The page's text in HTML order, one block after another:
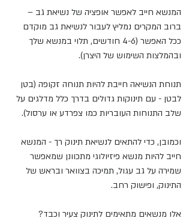
המנשא חייב לאפשר אופציה של נשיאת גב –
ברוב המקרים נמליץ לעבור לנשיאת גב מוקדם
ככל האפשר (4-6 חודשים, תלוי במנשא שלך
ובהמלצות השימוש של היצרן).
תנוחת הנשיאה חייבת להיות תנוחה זקופה (בטן
לבטן - עם תינוקות גדולים בדרך כלל מדלגים על
שלב התנוחות העובריות כמו צפרדע או ערסול).
וכמובן, כדי להתאים לנשיאת תינוק רך - המנשא
חייב להיות מנשא פיזיולוגי מתכוונן שמאפשר
שמירה על גב עגול, תמיכה בצוואר ובראש של
התינוק, ופישוק רחב.
אלו מנשאים מתאימים לתינוק צעיר וכבד?